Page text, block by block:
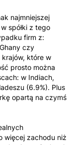
najmniejszej
spółki z tego
firm z:
czy
krajów, które w
prosto można
w Indiach,
(6.9%). Plus
opartą na czymś
więcej zachodu niż